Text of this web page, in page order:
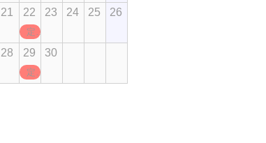
21 22
定休日
23 24 25 26
28 29
定休日
30